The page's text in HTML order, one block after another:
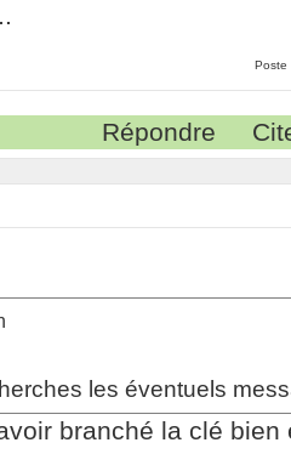
Poste
Répondre
les éventuels
branché la clé bien